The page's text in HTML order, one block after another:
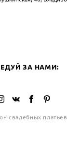
ЗА НАМИ:
свадебных